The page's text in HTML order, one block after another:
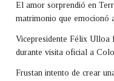
El amor sorprendió en
matrimonio que emocionó
Vicepresidente Félix Ulloa
durante visita oficial a
Frustan intento de crear